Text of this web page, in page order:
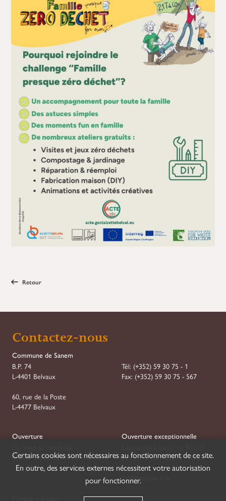
Retour
Contactez-nous
Commune de Sanem
B.P. 74
L-4401 Belvaux
60, rue de la Poste
L-4477 Belvaux
Tél: (+352) 59 30 75 - 1
Fax: (+352) 59 30 75 - 567
Ouverture
08h00–11h30 et 13h30–16h30
Ouverture exceptionnelle
Les mercredis jusqu'à 18h00
mail@suessem.lu
Certains cookies sont nécessaires au fonctionnement de ce site.
En outre, des services externes nécessitent votre autorisation
pour fonctionner.